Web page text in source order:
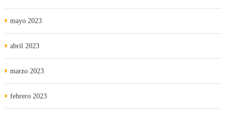
mayo 2023
abril 2023
marzo 2023
febrero 2023